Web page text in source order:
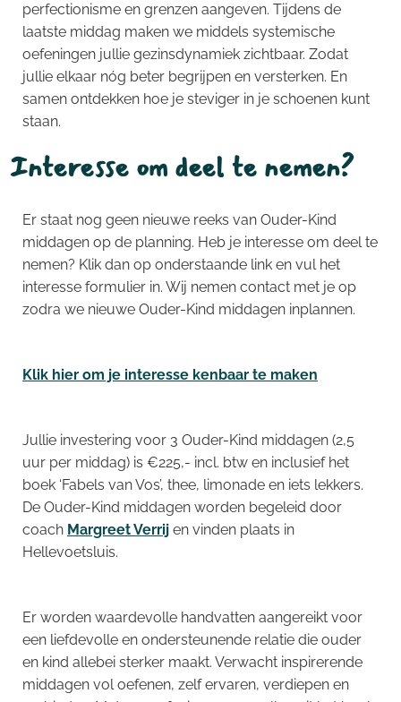
perfectionisme en grenzen aangeven. Tijdens de
laatste middag maken we middels systemische
oefeningen jullie gezinsdynamiek zichtbaar. Zodat
jullie elkaar nóg beter begrijpen en versterken. En
samen ontdekken hoe je steviger in je schoenen kunt
staan.
Interesse om deel te nemen?
Er staat nog geen nieuwe reeks van Ouder-Kind
middagen op de planning. Heb je interesse om deel te
nemen? Klik dan op onderstaande link en vul het
interesse formulier in. Wij nemen contact met je op
zodra we nieuwe Ouder-Kind middagen inplannen.
Klik hier om je interesse kenbaar te maken
Jullie investering voor 3 Ouder-Kind middagen (2,5
uur per middag) is €225,- incl. btw en inclusief het
boek ‘Fabels van Vos’, thee, limonade en iets lekkers.
De Ouder-Kind middagen worden begeleid door
coach Margreet Verrij en vinden plaats in
Hellevoetsluis.
Er worden waardevolle handvatten aangereikt voor
een liefdevolle en ondersteunende relatie die ouder
en kind allebei sterker maakt. Verwacht inspirerende
middagen vol oefenen, zelf ervaren, verdiepen en